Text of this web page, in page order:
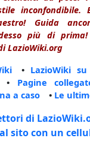
inconfondibile.
Guida
più di
LazioWiki.org
• LazioWiki
• Pagine
a caso • Le
di
sito con un